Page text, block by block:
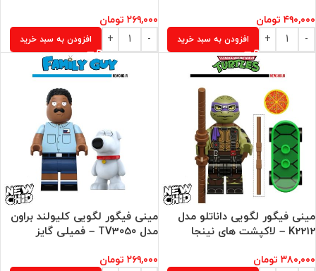
۴۹۰,۰۰۰ تومان
افزودن به سبد خرید
۲۶۹,۰۰۰ تومان
افزودن به سبد خرید
مینی فیگور لگویی داناتلو مدل
K2212 – لاکپشت های نینجا
۳۸۰,۰۰۰ تومان
مینی فیگور لگویی کلیولند براون
مدل TV3050 – فمیلی گایز
۲۶۹,۰۰۰ تومان